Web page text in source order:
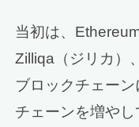
当初は、
Zilliqa（ジリカ）
ブロックチェー
チェーンを増やし